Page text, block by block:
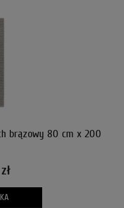
brązowy 80 cm x 200